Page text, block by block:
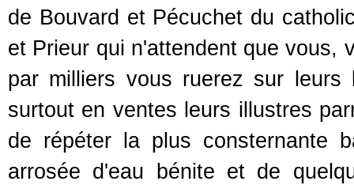
de Bouvard et Pécuchet du
et Prieur qui n'attendent que vous,
par milliers vous ruerez sur
surtout en ventes leurs illustres
de répéter la plus consternante
arrosée d'eau bénite et de